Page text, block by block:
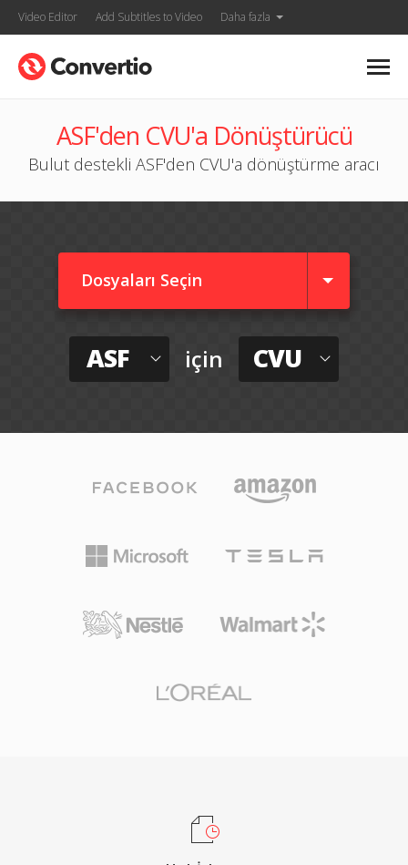
Video Editor Add Subtitles to Video Daha fazla
ASF'den CVU'a Dönüştürücü
Bulut destekli ASF'den CVU'a dönüştürme aracı
Dosyaları Seçin
ASF için CVU